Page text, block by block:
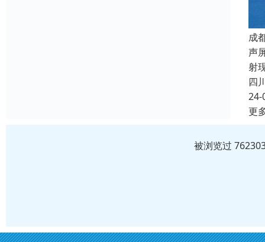
成
声
射
四
24-
更
被浏览过